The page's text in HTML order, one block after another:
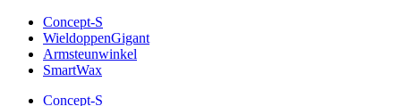
Concept-S
WieldoppenGigant
Armsteunwinkel
SmartWax
Concept-S